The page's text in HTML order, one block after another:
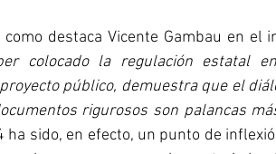
colocado la regulación estatal
público, demuestra que el
rigurosos son palancas
ha sido, en efecto, un punto de